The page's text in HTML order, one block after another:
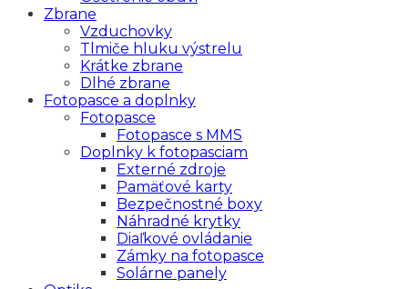
Zbrane
Vzduchovky
Tlmiče hluku výstrelu
Krátke zbrane
Dlhé zbrane
Fotopasce a doplnky
Fotopasce
Fotopasce s MMS
Doplnky k fotopasciam
Externé zdroje
Pamäťové karty
Bezpečnostné boxy
Náhradné krytky
Diaľkové ovládanie
Zámky na fotopasce
Solárne panely